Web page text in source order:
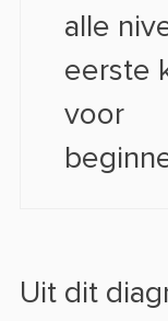
alle
eerste
voor
Uit dit